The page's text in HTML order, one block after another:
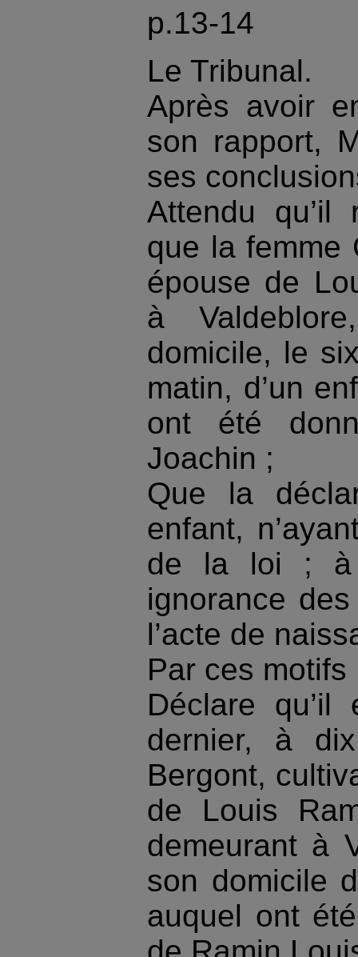
p.13-14
Le Tribunal.
Après avoir
son rapport,
ses
Attendu qu’il
que la femme
épouse de
à
domicile, le
matin, d’un
ont été
Joachin ;
Que la
enfant,
de la loi ; à
ignorance
l’acte de
Par ces motifs
Déclare
dernier, à
Bergont,
de Louis
demeurant à
son domicile
auquel ont